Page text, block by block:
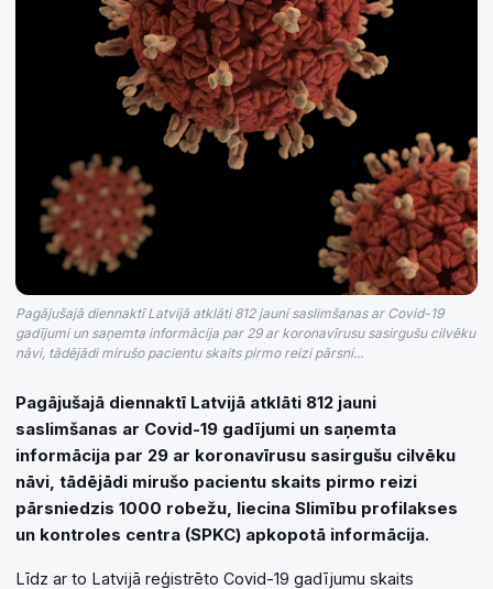
Pagājušajā diennaktī Latvijā atklāti 812 jauni saslimšanas ar Covid-19
gadījumi un saņemta informācija par 29 ar koronavīrusu sasirgušu cilvēku
nāvi, tādējādi mirušo pacientu skaits pirmo reizi pārsni...
Pagājušajā diennaktī Latvijā atklāti 812 jauni
saslimšanas ar Covid-19 gadījumi un saņemta
informācija par 29 ar koronavīrusu sasirgušu cilvēku
nāvi, tādējādi mirušo pacientu skaits pirmo reizi
pārsniedzis 1000 robežu, liecina Slimību profilakses
un kontroles centra (SPKC) apkopotā informācija.
Līdz ar to Latvijā reģistrēto Covid-19 gadījumu skaits